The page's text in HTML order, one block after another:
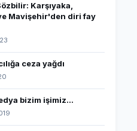
Karşıyaka,
Mavişehir'den diri fay
ceza yağdı
bizim işimiz...